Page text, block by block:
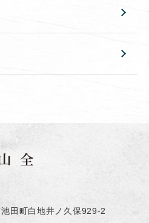
田町白地井ノ久保929-2